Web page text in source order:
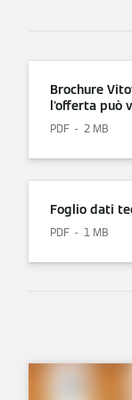
Brochure
l'offerta può
PDF 2 MB
Foglio dati
PDF 1 MB